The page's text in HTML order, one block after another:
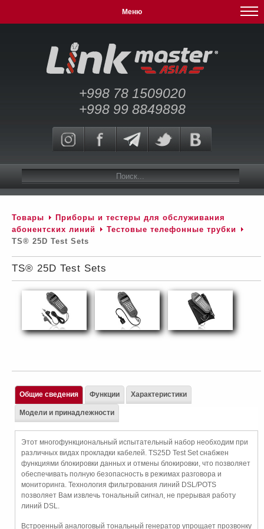
Меню
+998 78 1509020
+998 99 8849898
Товары
Приборы и тестеры для обслуживания
абонентских линий
Тестовые телефонные трубки
TS® 25D Test Sets
TS® 25D Test Sets
Общие сведения
Этот многофункциональный испытательный набор необходим при
различных видах прокладки кабелей. TS25D Test Set снабжен
функциями блокировки данных и отмены блокировки, что позволяет
обеспечивать полную безопасность в режимах разговора и
мониторинга. Технология фильтрования линий DSL/POTS
позволяет Вам извлечь тональный сигнал, не прерывая работу
линий DSL.
Встроенный аналоговый тональный генератор упрощает прозвонку
Функции Характеристики
Модели и принадлежности